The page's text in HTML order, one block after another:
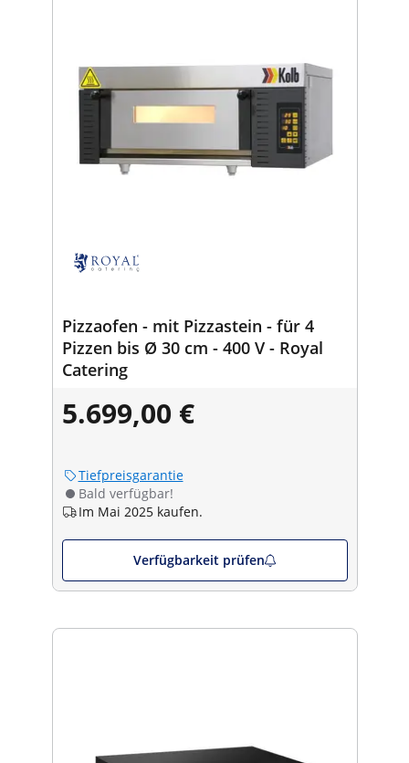
Pizzaofen - mit Pizzastein - für 4
Pizzen bis Ø 30 cm - 400 V - Royal
Catering
5.699,00 €
Tiefpreisgarantie
Bald verfügbar!
Im Mai 2025 kaufen.
Verfügbarkeit prüfen